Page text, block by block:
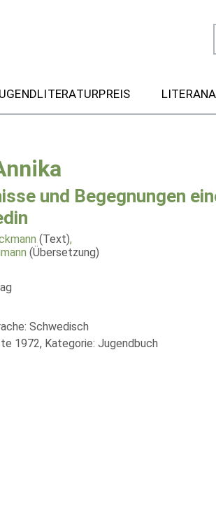
und Begegnungen
(Text),
(Übersetzung)
Schwedisch
1972, Kategorie: Jugendbuch